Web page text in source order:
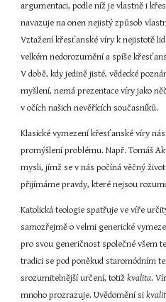
argumentaci, podle níž je vlastně i
navazuje na onen nejistý způsob
Vztažení křesťanské víry k nejistotě
velkém nedorozumění a spíše
V době, kdy jedině jisté, vědecké
myšlení, nemá prezentace víry jako
v očích našich nevěřících současníků.
Klasické vymezení křesťanské víry
promýšlení problému. Např. Tomáš
mysli, jímž se v nás počíná věčný
přijímáme pravdy, které nejsou
Katolická teologie spatřuje ve víře
samozřejmě o velmi generické
pro svou generičnost společné všem
tradici se pod poněkud staromódním
srozumitelnější určení, totiž kvalita.
mnoho prozrazuje. Uvědomění si